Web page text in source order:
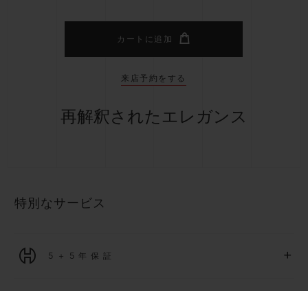
カートに追加
来店予約をする
再解釈されたエレガンス
特別なサービス
5＋5年保証 +